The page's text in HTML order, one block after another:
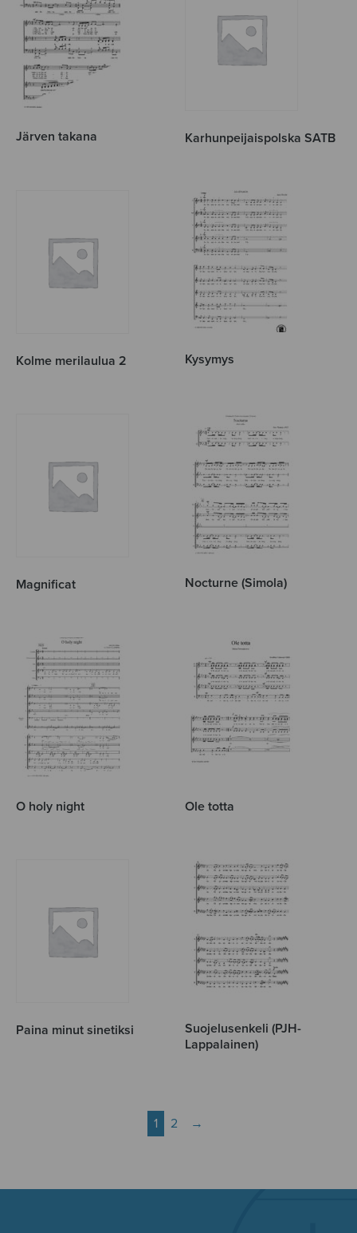
Järven takana Karhunpeijaispolska SATB
Kolme merilaulua 2 Kysymys
Magnificat Nocturne (Simola)
O holy night Ole totta
Paina minut sinetiksi
Suojelusenkeli (PJH-
Lappalainen)
1 2 →